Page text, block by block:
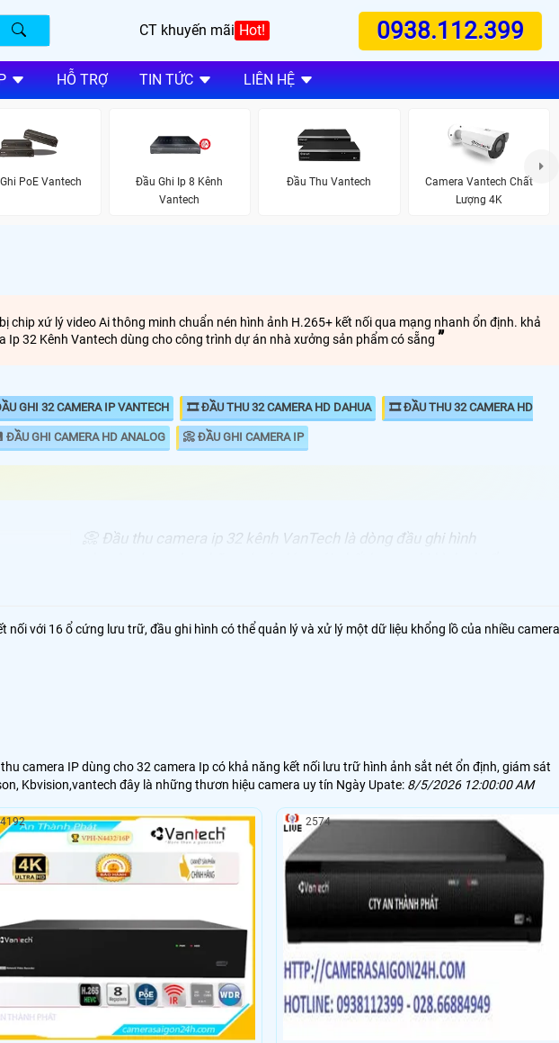
CT khuyến mãi Hot! 0938.112.399
HỖ TRỢ TIN TỨC LIÊN HỆ
PoE Vantech
Đầu Ghi Ip 8 Kênh
Vantech
Đầu Thu Vantech
Camera Vantech Chất
Lượng 4K
xứ lý video Ai thông minh chuẩn nén hình ảnh H.265+ kết nối qua mạng nhanh ổn định. khả
32 Kênh Vantech dùng cho công trình dự án nhà xưởng sản phẩm có sẵng
GHI 32 CAMERA IP VANTECH 🎞 ĐẦU THU 32 CAMERA HD DAHUA 🎞 ĐẦU THU 32 CAMERA HD
ĐẦU GHI CAMERA HD ANALOG 📀 ĐẦU GHI CAMERA IP
📀 Đầu thu camera ip 32 kênh VanTech là dòng đầu ghi hình
lượng lớn thiết kế băng thông card mạng cao phù hợp với nhu cầu
sử dụng.
với 16 ổ cứng lưu trữ, đầu ghi hình có thể quản lý và xử lý một dữ liệu khổng lồ của nhiều camera
camera IP dùng cho 32 camera Ip có khả năng kết nối lưu trữ hình ảnh sắt nét ổn định, giám sát
Kbvision,vantech đây là những thươn hiệu camera uy tín Ngày Upate: 8/5/2026 12:00:00 AM
2574